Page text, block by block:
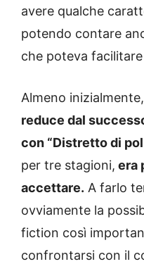
avere qualche
potendo contare
che poteva
Almeno
reduce dal
con “Distretto di
per tre stagioni, era
accettare. A farlo
ovviamente la
fiction così
confrontarsi con il